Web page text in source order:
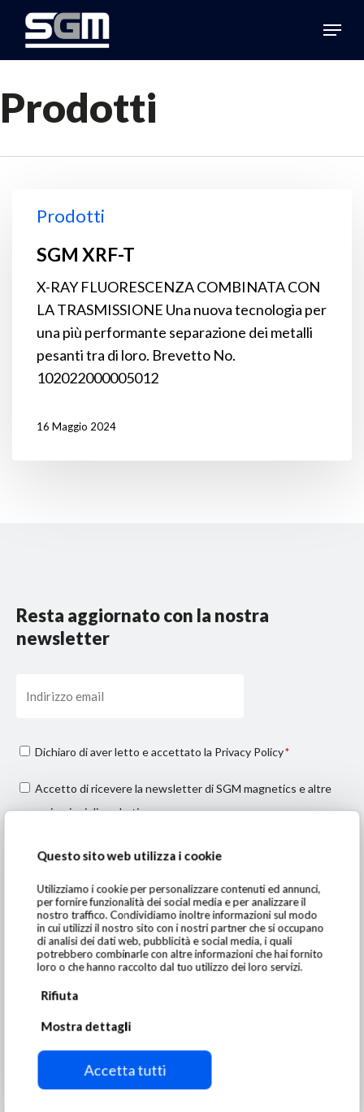
Questo sito web utilizza i cookie
Utilizziamo i cookie per personalizzare contenuti ed annunci,
per fornire funzionalità dei social media e per analizzare il
nostro traffico. Condividiamo inoltre informazioni sul modo
in cui utilizzi il nostro sito con i nostri partner che si occupano
di analisi dei dati web, pubblicità e social media, i quali
potrebbero combinarle con altre informazioni che hai fornito
loro o che hanno raccolto dal tuo utilizzo dei loro servizi.
Rifiuta
Mostra dettagli
Accetta tutti
main
Menu
Prodotti
XRF-Prodotti
SGM XRF-T
X-RAY FLUORESCENZA COMBINATA CON
LA TRASMISSIONE Una nuova tecnologia per
una più performante separazione dei metalli
pesanti tra di loro. Brevetto No.
102022000005012
16 Maggio 2024
Resta aggiornato con la nostra
newsletter
Consenso
*
Dichiaro di aver letto e accettato la Privacy Policy*
Consenso
marketing
Accetto di ricevere la newsletter di SGM magnetics e altre
comunicazioni di marketing
SGM Magnetics S.p.A
Via Leno 2/D – Manerbio (BS) – Italy
tel. +39 030 9938400
P.IVA 00561630989 C.F. 00436040174
Cap. Sociale Euro 750.000